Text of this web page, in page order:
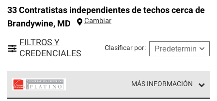
33 Contratistas independientes de techos cerca de
Brandywine, MD Cambiar
FILTROS Y
CREDENCIALES
Clasificar por:
MÁS INFORMACIÓN